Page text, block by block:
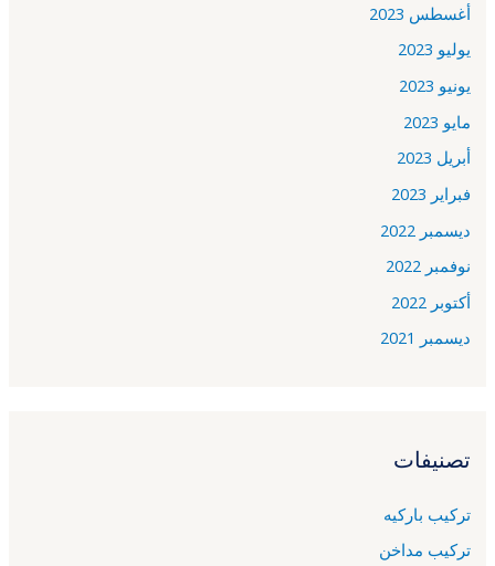
أغسطس 2023
يوليو 2023
يونيو 2023
مايو 2023
أبريل 2023
فبراير 2023
ديسمبر 2022
نوفمبر 2022
أكتوبر 2022
ديسمبر 2021
تصنيفات
تركيب باركيه
تركيب مداخن